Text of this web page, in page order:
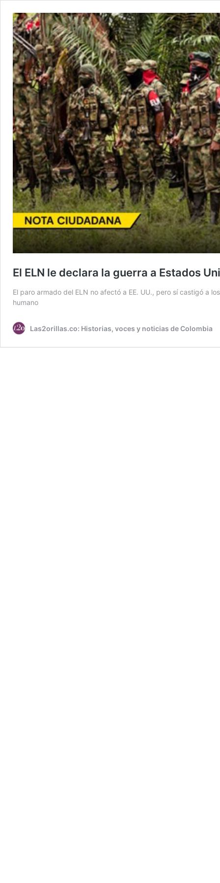
El ELN le declara la guerra a Estados
El paro armado del ELN no afectó a EE. UU., pero sí castigó a
humano
Las2orillas.co: Historias, voces y noticias de Colombia